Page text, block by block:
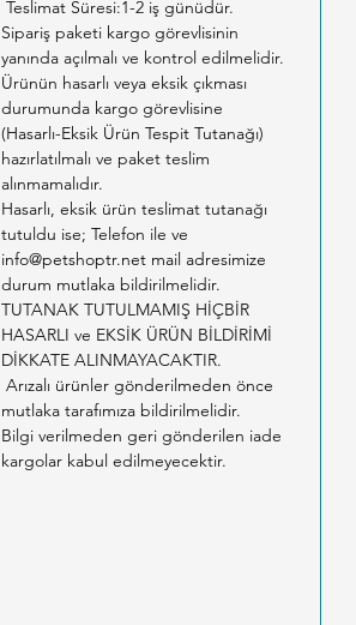
Teslimat Süresi:1-2 iş günüdür.
Sipariş paketi kargo görevlisinin
yanında açılmalı ve kontrol edilmelidir.
Ürünün hasarlı veya eksik çıkması
durumunda kargo görevlisine
(Hasarlı-Eksik Ürün Tespit Tutanağı)
hazırlatılmalı ve paket teslim
alınmamalıdır.
Hasarlı, eksik ürün teslimat tutanağı
tutuldu ise; Telefon ile ve
info@petshoptr.net mail adresimize
durum mutlaka bildirilmelidir.
TUTANAK TUTULMAMIŞ HİÇBİR
HASARLI ve EKSİK ÜRÜN BİLDİRİMİ
DİKKATE ALINMAYACAKTIR.
Arızalı ürünler gönderilmeden önce
mutlaka tarafımıza bildirilmelidir.
Bilgi verilmeden geri gönderilen iade
kargolar kabul edilmeyecektir.